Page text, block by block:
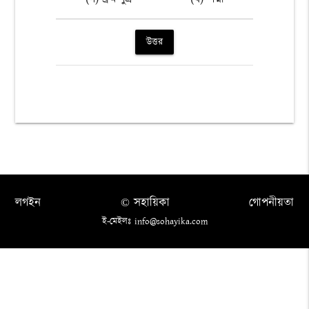
উত্তর
লগইন গোপনীয়তা
© সহায়িকা
ই-মেইলঃ info@sohayika.com